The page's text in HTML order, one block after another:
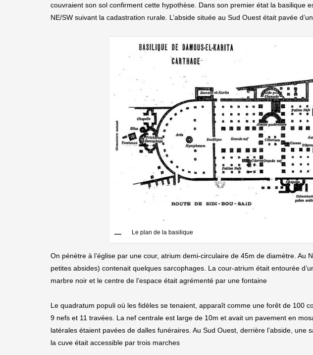
couvraient son sol confirment cette hypothèse. Dans son premier état la basilique
NE/SW suivant la cadastration rurale. L’abside située au Sud Ouest était pavée
Le plan de la basilique
On pénètre à l’église par une cour, atrium demi-circulaire de 45m de diamètre. Au
petites absides) contenait quelques sarcophages. La cour-atrium était entourée
marbre noir et le centre de l’espace était agrémenté par une fontaine
Le quadratum populi où les fidèles se tenaient, apparaît comme une forêt de 100
9 nefs et 11 travées. La nef centrale est large de 10m et avait un pavement en
latérales étaient pavées de dalles funéraires. Au Sud Ouest, derrière l’abside,
la cuve était accessible par trois marches